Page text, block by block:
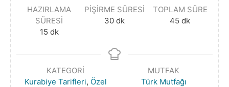
HAZIRLAMA
SÜRESI
15 dk
PIŞIRME SÜRESI
30 dk
TOPLAM SÜRE
45 dk
KATEGORI
Kurabiye Tarifleri, Özel
MUTFAK
Türk Mutfağı